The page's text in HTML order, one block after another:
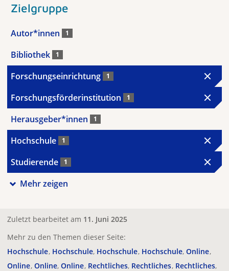
Zielgruppe
Autor*innen 1
Bibliothek 1
Forschungseinrichtung 1
Forschungsförderinstitution 1
Herausgeber*innen 1
Hochschule 1
Studierende 1
Mehr zeigen
Zuletzt bearbeitet am 11. Juni 2025
Mehr zu den Themen dieser Seite:
Hochschule Hochschule Hochschule Hochschule Online
Online Online Online Rechtliches Rechtliches Rechtliches